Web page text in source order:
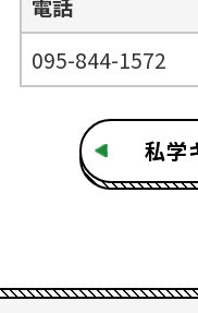
電話
095-844-1572
私学